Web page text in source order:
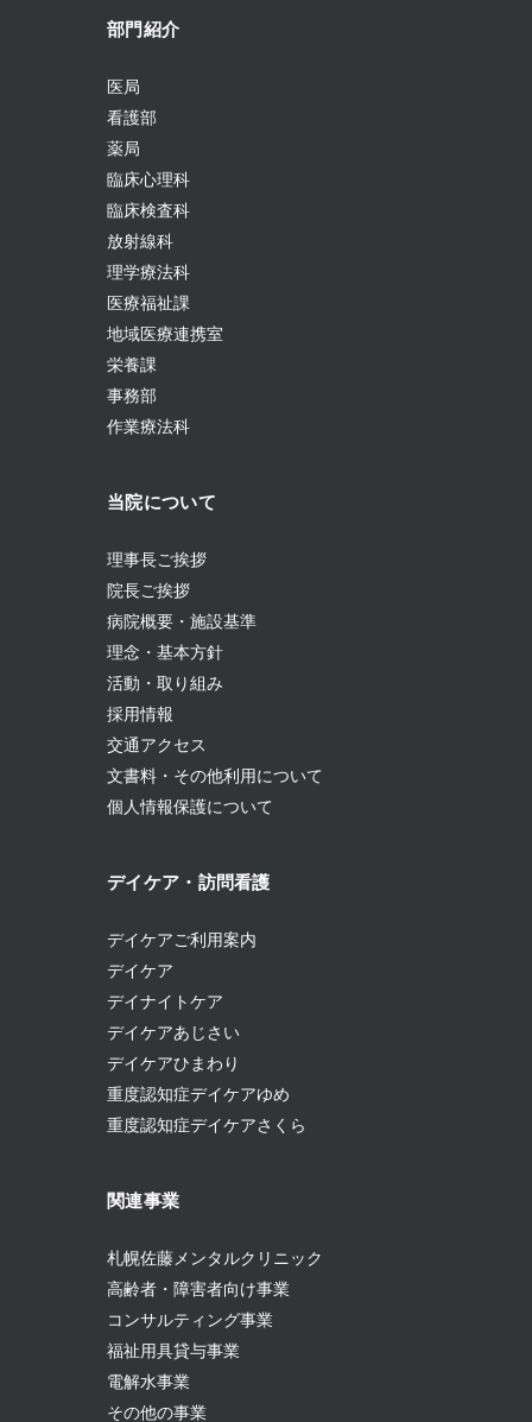
部門紹介
医局
看護部
薬局
臨床心理科
臨床検査科
放射線科
理学療法科
医療福祉課
地域医療連携室
栄養課
事務部
作業療法科
当院について
理事長ご挨拶
院長ご挨拶
病院概要・施設基準
理念・基本方針
活動・取り組み
採用情報
交通アクセス
文書料・その他利用について
個人情報保護について
デイケア・訪問看護
デイケアご利用案内
デイケア
デイナイトケア
デイケアあじさい
デイケアひまわり
重度認知症デイケアゆめ
重度認知症デイケアさくら
関連事業
札幌佐藤メンタルクリニック
高齢者・障害者向け事業
コンサルティング事業
福祉用具貸与事業
電解水事業
その他の事業